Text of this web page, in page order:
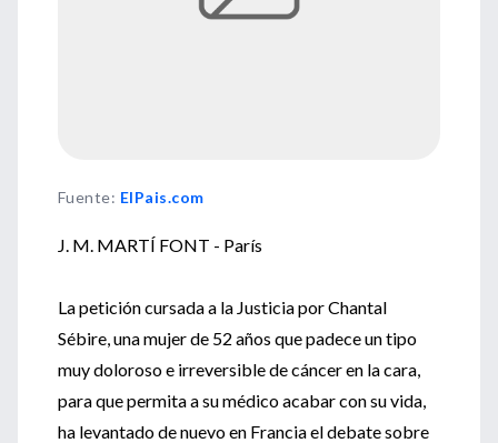
Fuente: ElPais.com
J. M. MARTÍ FONT - París
La petición cursada a la Justicia por Chantal
Sébire, una mujer de 52 años que padece un tipo
muy doloroso e irreversible de cáncer en la cara,
para que permita a su médico acabar con su vida,
ha levantado de nuevo en Francia el debate sobre